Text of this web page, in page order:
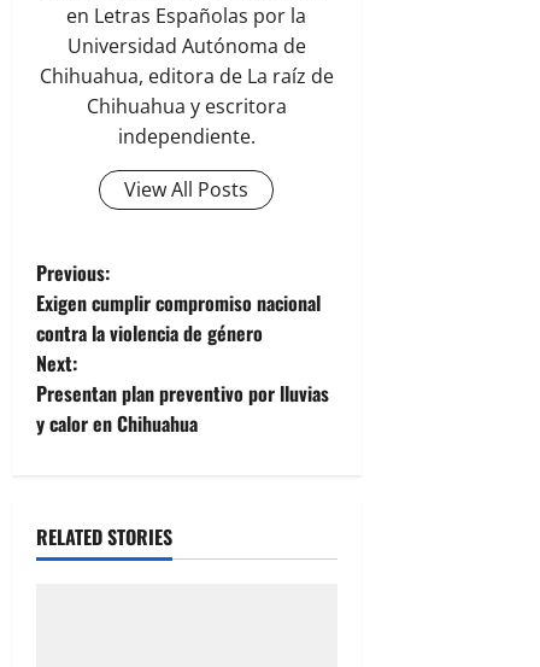
en Letras Españolas por la
Universidad Autónoma de
Chihuahua, editora de La raíz de
Chihuahua y escritora
independiente.
View All Posts
P
o
s
t
a
Previous:
Exigen cumplir compromiso nacional
contra la violencia de género
Next:
Presentan plan preventivo por lluvias
y calor en Chihuahua
RELATED STORIES